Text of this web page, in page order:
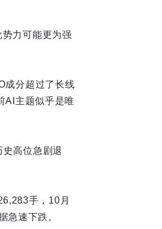
力可能更为强
成分超过了长线
AI主题似乎是唯
高位急剧退
手，10月
急速下跌。